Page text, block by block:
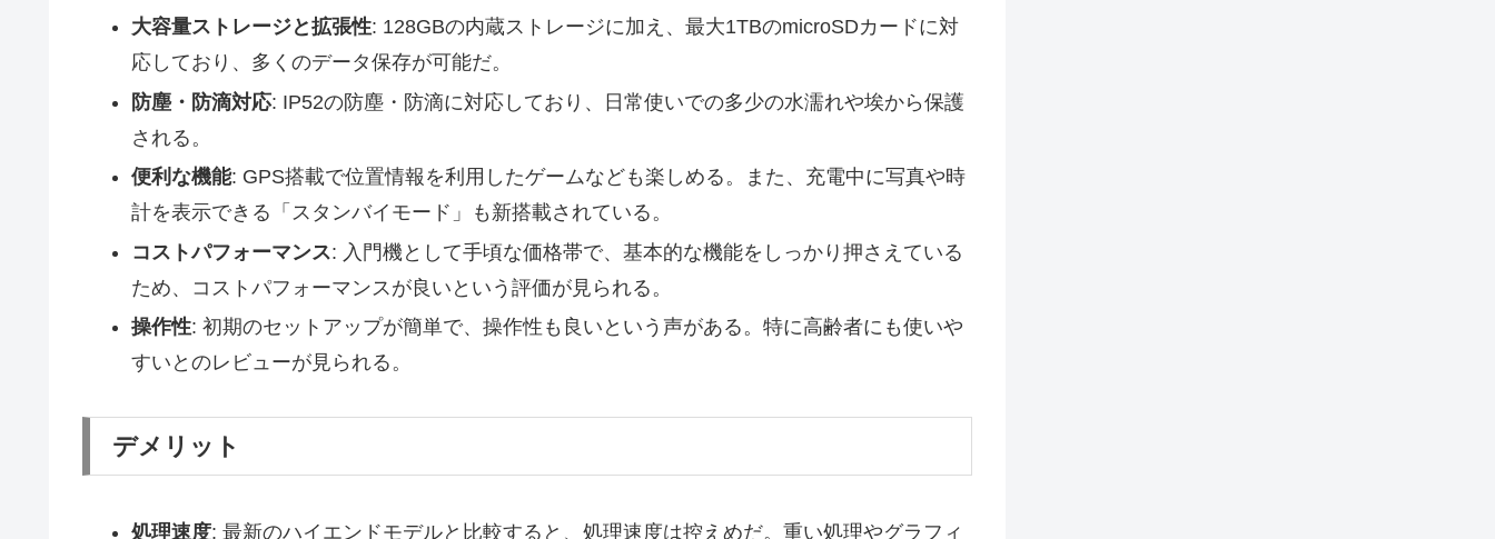
大容量ストレージと拡張性: 128GBの内蔵ストレージに加え、最大1TBのmicroSDカードに対
応しており、多くのデータ保存が可能だ。
防塵・防滴対応: IP52の防塵・防滴に対応しており、日常使いでの多少の水濡れや埃から保護
される。
便利な機能: GPS搭載で位置情報を利用したゲームなども楽しめる。また、充電中に写真や時
計を表示できる「スタンバイモード」も新搭載されている。
コストパフォーマンス: 入門機として手頃な価格帯で、基本的な機能をしっかり押さえている
ため、コストパフォーマンスが良いという評価が見られる。
操作性: 初期のセットアップが簡単で、操作性も良いという声がある。特に高齢者にも使いや
すいとのレビューが見られる。
デメリット
処理速度: 最新のハイエンドモデルと比較すると、処理速度は控えめだ。重い処理やグラフィ